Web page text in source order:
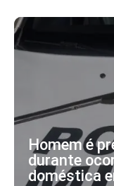
Homem é
durante
doméstica